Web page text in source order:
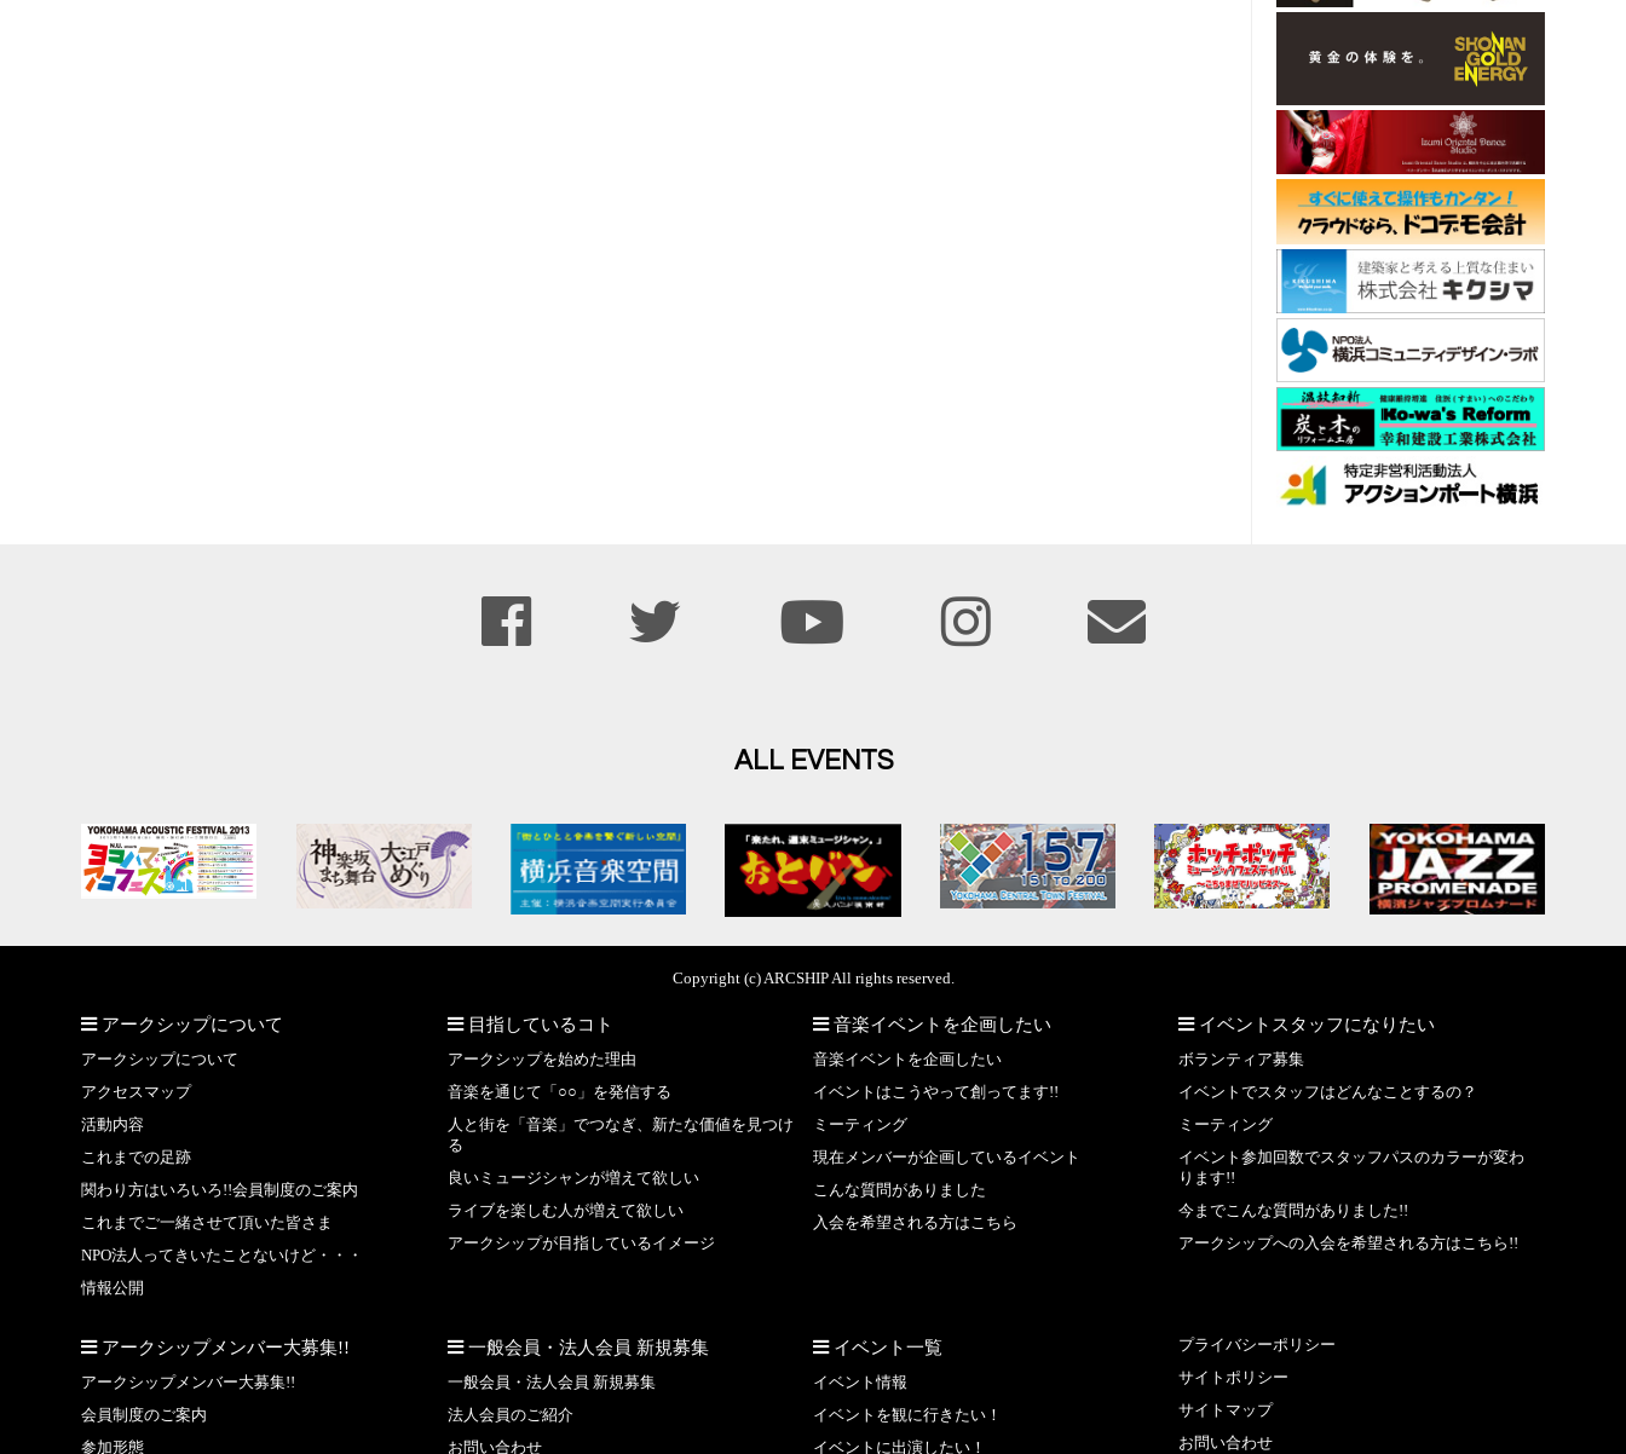
ALL EVENTS
Copyright (c) ARCSHIP All rights reserved.
アークシップについて
アークシップについて
アクセスマップ
活動内容
これまでの足跡
関わり方はいろいろ!!会員制度のご案内
これまでご一緒させて頂いた皆さま
NPO法人ってきいたことないけど・・・
情報公開
目指しているコト
アークシップを始めた理由
音楽を通じて「○○」を発信する
人と街を「音楽」でつなぎ、新たな価値を見つけ
る
良いミュージシャンが増えて欲しい
ライブを楽しむ人が増えて欲しい
アークシップが目指しているイメージ
音楽イベントを企画したい
音楽イベントを企画したい
イベントはこうやって創ってます!!
ミーティング
現在メンバーが企画しているイベント
こんな質問がありました
入会を希望される方はこちら
イベントスタッフになりたい
ボランティア募集
イベントでスタッフはどんなことするの？
ミーティング
イベント参加回数でスタッフパスのカラーが変わ
ります!!
今までこんな質問がありました!!
アークシップへの入会を希望される方はこちら!!
アークシップメンバー大募集!!
アークシップメンバー大募集!!
会員制度のご案内
参加形態
一般会員・法人会員 新規募集
一般会員・法人会員 新規募集
法人会員のご紹介
お問い合わせ
イベント一覧
イベント情報
イベントを観に行きたい！
イベントに出演したい！
プライバシーポリシー
サイトポリシー
サイトマップ
お問い合わせ